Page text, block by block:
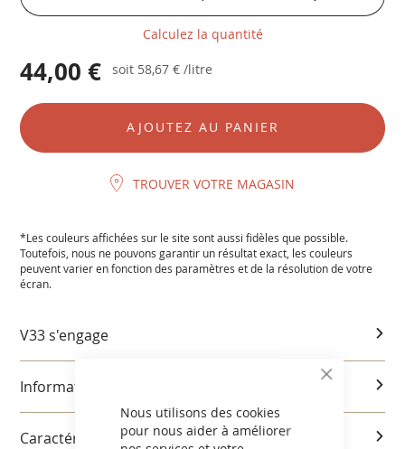
CLOSE
BAR
Nous utilisons des cookies
pour nous aider à améliorer
Calculez la quantité
44,00 € soit 58,67 € /litre
AJOUTEZ AU PANIER
TROUVER VOTRE MAGASIN
*Les couleurs affichées sur le site sont aussi fidèles que possible.
Toutefois, nous ne pouvons garantir un résultat exact, les couleurs
peuvent varier en fonction des paramètres et de la résolution de votre
écran.
V33 s'engage
Informations produits
Caractéristiques et utilisation